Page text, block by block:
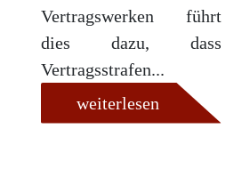
Vertragswerken führt
dies dazu, dass
Vertragsstrafen...
weiterlesen